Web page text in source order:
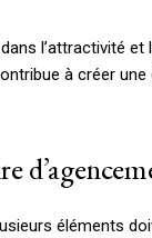
l’attractivité
à créer
éléments